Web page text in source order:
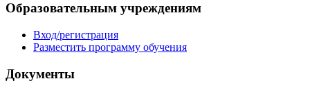
Образовательным учреждениям
Вход/регистрация
Разместить программу обучения
Документы